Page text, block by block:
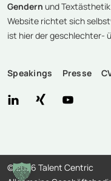
Gendern und
Website richtet sich
ist hier der geschlechter-
Speakings Presse
©2026 Talent Centric